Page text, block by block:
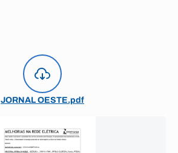
JORNAL OESTE.pdf